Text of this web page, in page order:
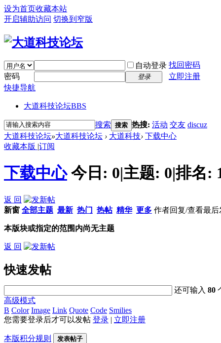
设为首页收藏本站
开启辅助访问 切换到窄版
自动登录 找回密码
密码
登录
立即注册
快捷导航
大道科技论坛BBS
搜索 搜索 热搜: 活动 交友 discuz
大道科技论坛»大道科技论坛 › 大道科技› 下载中心
收藏本版 |订阅
下载中心 今日: 0|主题: 0|排名:
返 回
新窗 全部主题 最新 热门 热帖 精华 更多 作者回复/查看最后
本版块或指定的范围内尚无主题
返 回
快速发帖
还可输入80
高级模式
B Color Image Link Quote Code Smilies
您需要登录后才可以发帖 登录 | 立即注册
本版积分规则 发表帖子